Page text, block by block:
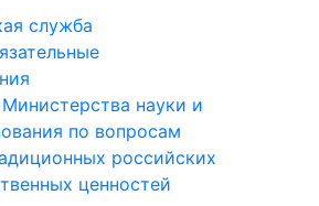
служба
науки и
по вопросам
российских
ценностей